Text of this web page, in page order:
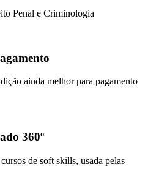
Penal e Criminologia
ainda melhor para pagamento
360º
de soft skills, usada pelas